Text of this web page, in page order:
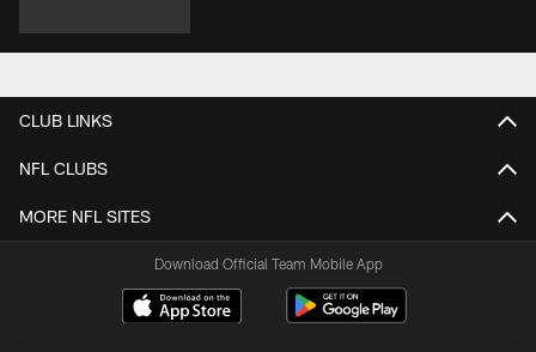
CLUB LINKS
NFL CLUBS
MORE NFL SITES
Download Official Team Mobile App